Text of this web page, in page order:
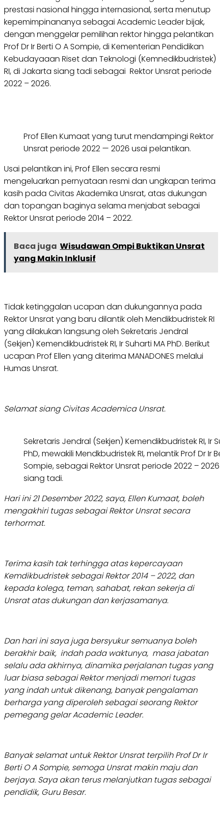
prestasi nasional hingga internasional, serta menutup
kepemimpinananya sebagai Academic Leader bijak,
dengan menggelar pemilihan rektor hingga pelantikan
Prof Dr Ir Berti O A Sompie, di Kementerian Pendidikan
Kebudayaaan Riset dan Teknologi (Kemnedikbudristek)
RI, di Jakarta siang tadi sebagai Rektor Unsrat periode
2022 – 2026.
Prof Ellen Kumaat yang turut mendampingi Rektor
Unsrat periode 2022 — 2026 usai pelantikan.
Usai pelantikan ini, Prof Ellen secara resmi
mengeluarkan pernyataan resmi dan ungkapan terima
kasih pada Civitas Akademika Unsrat, atas dukungan
dan topangan baginya selama menjabat sebagai
Rektor Unsrat periode 2014 – 2022.
Baca juga Wisudawan Ompi Buktikan Unsrat
yang Makin Inklusif
Tidak ketinggalan ucapan dan dukungannya pada
Rektor Unsrat yang baru dilantik oleh Mendikbudristek RI
yang dilakukan langsung oleh Sekretaris Jendral
(Sekjen) Kemendikbudristek RI, Ir Suharti MA PhD. Berikut
ucapan Prof Ellen yang diterima MANADONES melalui
Humas Unsrat.
Selamat siang Civitas Academica Unsrat.
Sekretaris Jendral (Sekjen) Kemendikbudristek RI, Ir
PhD, mewakili Mendkbudristek RI, melantik Prof Dr Ir
Sompie, sebagai Rektor Unsrat periode 2022 –
siang tadi.
Hari ini 21 Desember 2022, saya, Ellen Kumaat, boleh
mengakhiri tugas sebagai Rektor Unsrat secara
terhormat.
Terima kasih tak terhingga atas kepercayaan
Kemdikbudristek sebagai Rektor 2014 – 2022, dan
kepada kolega, teman, sahabat, rekan sekerja di
Unsrat atas dukungan dan kerjasamanya.
Dan hari ini saya juga bersyukur semuanya boleh
berakhir baik, indah pada waktunya, masa jabatan
selalu ada akhirnya, dinamika perjalanan tugas yang
luar biasa sebagai Rektor menjadi memori tugas
yang indah untuk dikenang, banyak pengalaman
berharga yang diperoleh sebagai seorang Rektor
pemegang gelar Academic Leader.
Banyak selamat untuk Rektor Unsrat terpilih Prof Dr Ir
Berti O A Sompie, semoga Unsrat makin maju dan
berjaya. Saya akan terus melanjutkan tugas sebagai
pendidik, Guru Besar.